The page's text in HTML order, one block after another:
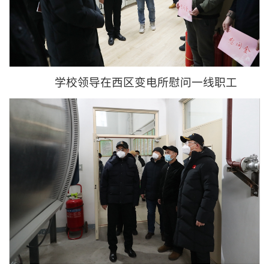
学校领导在西区变电所慰问一线职工